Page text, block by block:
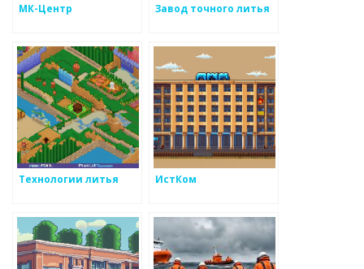
МК-Центр Завод точного литья
Технологии литья ИстКом